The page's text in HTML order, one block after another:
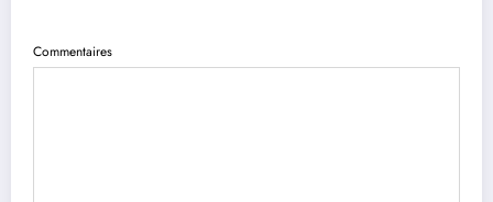
Commentaires